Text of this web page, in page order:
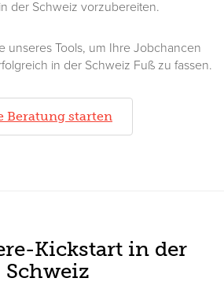
der Schweiz vorzubereiten.
unseres Tools, um Ihre Jobchancen
in der Schweiz Fuß zu fassen.
Beratung starten
Kickstart in der
Schweiz